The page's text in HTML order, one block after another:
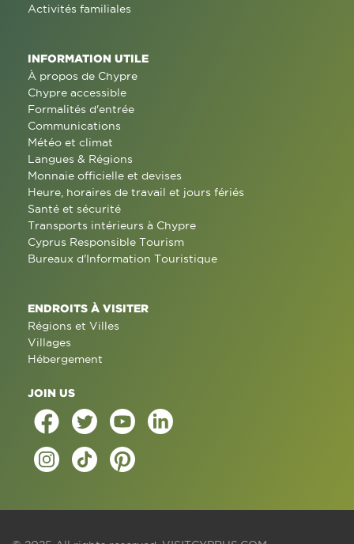
Activités familiales
INFORMATION UTILE
À propos de Chypre
Chypre accessible
Formalités d'entrée
Communications
Météo et climat
Langues & Régions
Monnaie officielle et devises
Heure, horaires de travail et jours fériés
Santé et sécurité
Transports intérieurs à Chypre
Cyprus Responsible Tourism
Bureaux d'Information Touristique
ENDROITS À VISITER
Régions et Villes
Villages
Hébergement
JOIN US